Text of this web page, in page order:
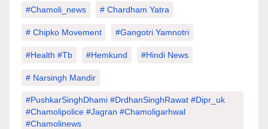
#chamoli_news # Chardham Yatra
# Chipko Movement #Gangotri Yamnotri
#Health #tb #hemkund #hindi News
# Narsingh Mandir
#PushkarSinghDhami #drdhanSinghRawat #dipr_uk
#chamolipolice #Jagran #chamoligarhwal
#chamolinews